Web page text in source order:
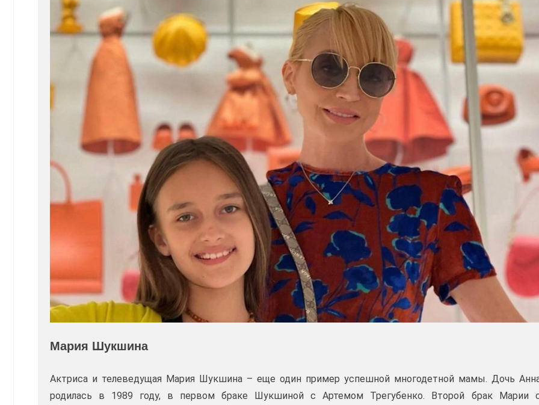
Мария Шукшина
Актриса и телеведущая Мария Шукшина – еще один пример успешной многодетной мамы. Дочь
родилась в 1989 году, в первом браке Шукшиной с Артемом Трегубенко. Второй брак Марии